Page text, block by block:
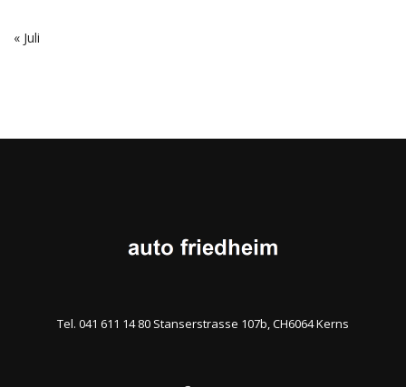
« Juli
Tel. 041 611 14 80 Stanserstrasse 107b, CH6064 Kerns